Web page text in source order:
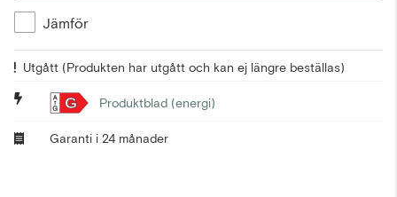
Jämför
Utgått (Produkten har utgått och kan ej längre beställas)
G Produktblad (energi)
Garanti i 24 månader